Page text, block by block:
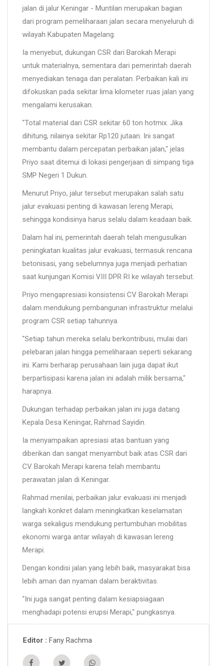
jalan di jalur Keningar - Muntilan merupakan bagian
dari program pemeliharaan jalan secara menyeluruh di
wilayah Kabupaten Magelang.
Ia menyebut, dukungan CSR dari Barokah Merapi
untuk materialnya, sementara dari pemerintah daerah
menyediakan tenaga dan peralatan. Perbaikan kali ini
difokuskan pada sekitar lima kilometer ruas jalan yang
mengalami kerusakan.
"Total material dari CSR sekitar 60 ton hotmix. Jika
dihitung, nilainya sekitar Rp120 jutaan. Ini sangat
membantu dalam percepatan perbaikan jalan," jelas
Priyo saat ditemui di lokasi pengerjaan di simpang tiga
SMP Negeri 1 Dukun.
Menurut Priyo, jalur tersebut merupakan salah satu
jalur evakuasi penting di kawasan lereng Merapi,
sehingga kondisinya harus selalu dalam keadaan baik.
Dalam hal ini, pemerintah daerah telah mengusulkan
peningkatan kualitas jalur evakuasi, termasuk rencana
betonisasi, yang sebelumnya juga menjadi perhatian
saat kunjungan Komisi VIII DPR RI ke wilayah tersebut.
Priyo mengapresiasi konsistensi CV Barokah Merapi
dalam mendukung pembangunan infrastruktur melalui
program CSR setiap tahunnya.
"Setiap tahun mereka selalu berkontribusi, mulai dari
pelebaran jalan hingga pemeliharaan seperti sekarang
ini. Kami berharap perusahaan lain juga dapat ikut
berpartisipasi karena jalan ini adalah milik bersama,"
harapnya.
Dukungan terhadap perbaikan jalan ini juga datang
Kepala Desa Keningar, Rahmad Sayidin.
Ia menyampaikan apresiasi atas bantuan yang
diberikan dan sangat menyambut baik atas CSR dari
CV Barokah Merapi karena telah membantu
perawatan jalan di Keningar.
Rahmad menilai, perbaikan jalur evakuasi ini menjadi
langkah konkret dalam meningkatkan keselamatan
warga sekaligus mendukung pertumbuhan mobilitas
ekonomi warga antar wilayah di kawasan lereng
Merapi.
Dengan kondisi jalan yang lebih baik, masyarakat bisa
lebih aman dan nyaman dalam beraktivitas.
"Ini juga sangat penting dalam kesiapsiagaan
menghadapi potensi erupsi Merapi," pungkasnya.
Editor Fany Rachma